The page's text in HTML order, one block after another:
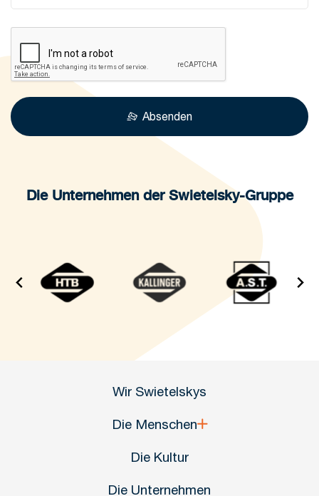
Absenden
Die Unternehmen der Swietelsky-Gruppe
Wir Swietelskys
Die Menschen
Die Kultur
Die Unternehmen